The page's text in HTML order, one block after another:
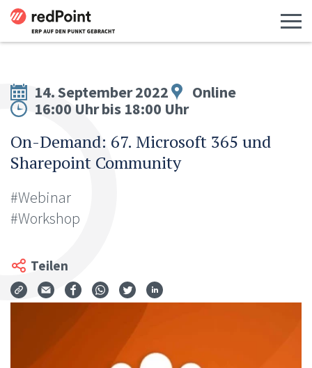
14. September 2022
Online
16:00 Uhr bis 18:00 Uhr
On-Demand: 67. Microsoft 365 und
Sharepoint Community
#Webinar
#Workshop
Teilen
Teilen
Via Mail teilen
Auf Facebook teilen
Auf WhatsApp teilen
Auf Twitter teilen
Auf LinkedIn teilen